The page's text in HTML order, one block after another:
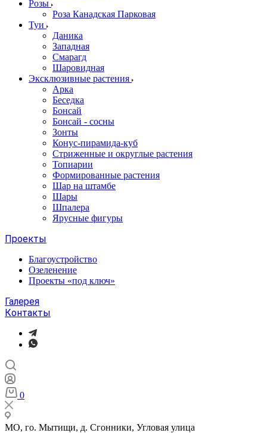
Розы
Роза Канадская Парковая
Туи
Даника
Западная
Смарагд
Шаровидная
Эксклюзивные растения
Арка
Беседка
Бонсай
Бонсай - сосны
Зонты
Конус-пирамида-куб
Стриженные и округлые растения
Топиарии
Формированные растения
Шар на штамбе
Шары
Шпалера
Ярусные фигуры
Проекты
Благоустройство
Озеленение
Проекты «под ключ»
Галерея
Контакты
0
МО, го. Мытищи, д. Сгонники, Угловая улица